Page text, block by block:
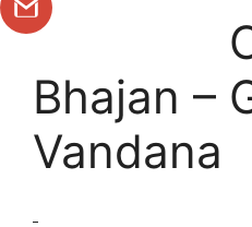
Bhajan –
Vandana